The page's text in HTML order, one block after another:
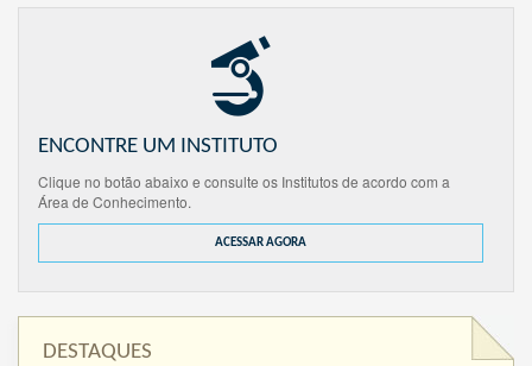
ENCONTRE UM INSTITUTO
Clique no botão abaixo e consulte os Institutos de acordo com a
Área de Conhecimento.
ACESSAR AGORA
DESTAQUES